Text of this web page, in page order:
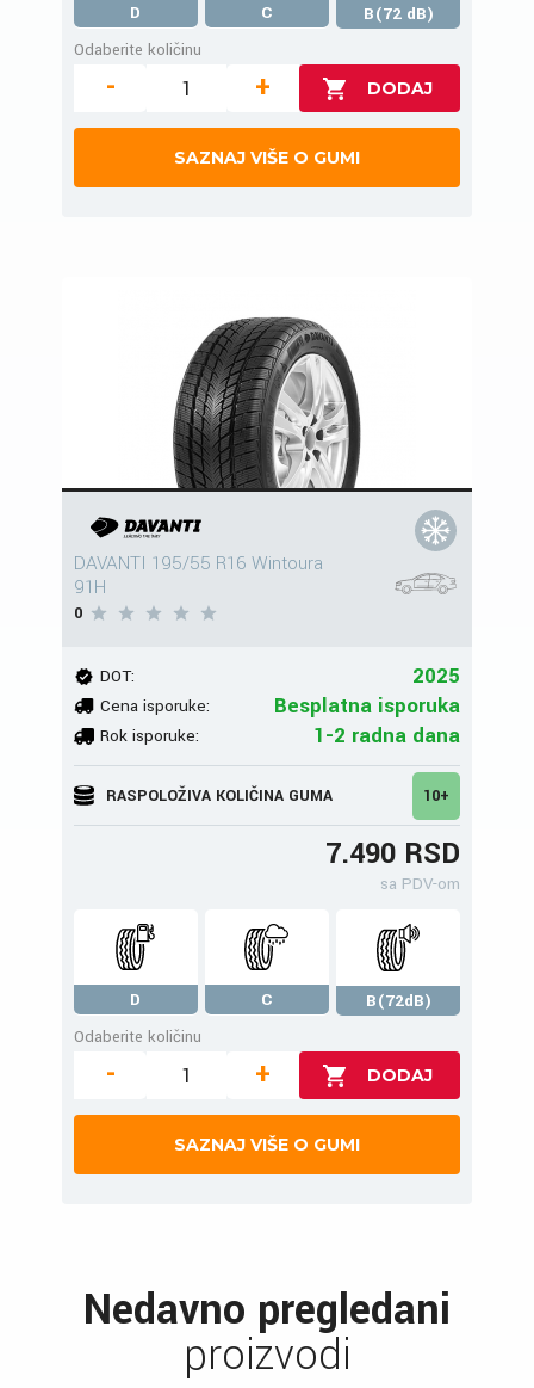
D C
B(72 dB)
Odaberite količinu
- +
SAZNAJ VIŠE O GUMI
DAVANTI 195/55 R16 Wintoura
91H
0
DOT: 2025
Cena isporuke: Besplatna isporuka
Rok isporuke: 1-2 radna dana
RASPOLOŽIVA KOLIČINA GUMA 10+
7.490 RSD
sa PDV-om
D C
B(72dB)
Odaberite količinu
- +
SAZNAJ VIŠE O GUMI
Nedavno pregledani
proizvodi